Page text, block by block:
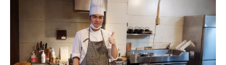
よくあるご質問
お問い合わせ